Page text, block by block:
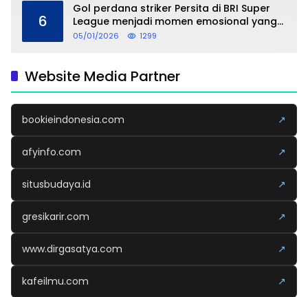
6
Gol perdana striker Persita di BRI Super
League menjadi momen emosional yang
dipersembahkan untuk sang buah hati
05/01/2026 1299
Website Media Partner
bookieindonesia.com ↗
afyinfo.com ↗
situsbudaya.id ↗
gresikarir.com ↗
www.dirgasatya.com ↗
kafeilmu.com ↗